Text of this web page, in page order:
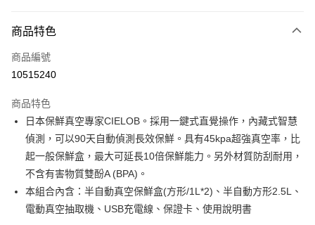
信用卡一次付款
LINE Pay
悠遊付
ATM付款
運送方式
商品特色
商品編號
10515240
商品特色
日本保鮮真空專家CIELOB。採用一鍵式直覺操作，內藏式智慧
偵測，可以90天自動偵測長效保鮮。具有45kpa超強真空率，比
起一般保鮮盒，最大可延長10倍保鮮能力。另外材質防刮耐用，
不含有害物質雙酚A (BPA)。
本組合內含：半自動真空保鮮盒(方形/1L*2)、半自動方形2.5L、
電動真空抽取機、USB充電線、保證卡、使用說明書